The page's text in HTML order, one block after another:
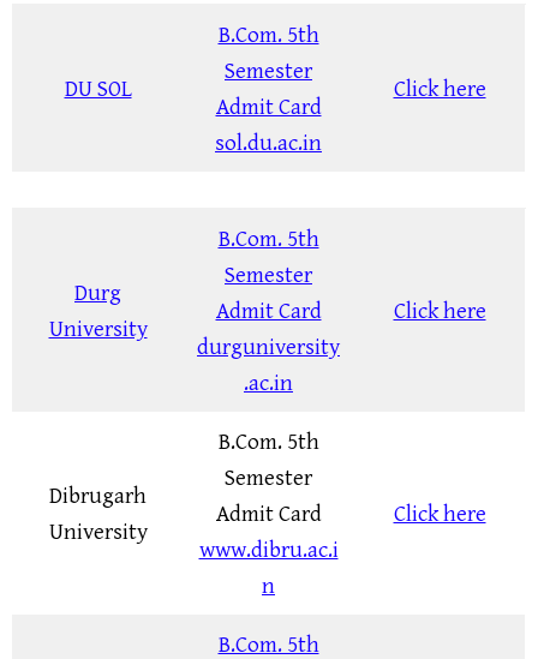
DU SOL
B.Com. 5th
Semester
Admit Card
sol.du.ac.in
Click here
Durg
University
B.Com. 5th
Semester
Admit Card
durguniversity
.ac.in
Click here
Dibrugarh
University
B.Com. 5th
Semester
Admit Card
www.dibru.ac.i
n
Click here
B.Com. 5th